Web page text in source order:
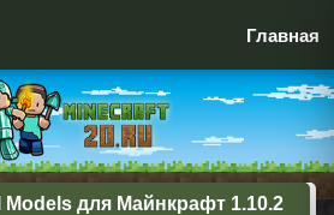
Главная
для Майнкрафт 1.10.2